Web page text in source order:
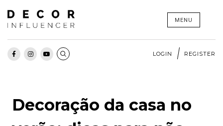
Skip
content
MENU
LOGIN REGISTER
Decoração da casa no